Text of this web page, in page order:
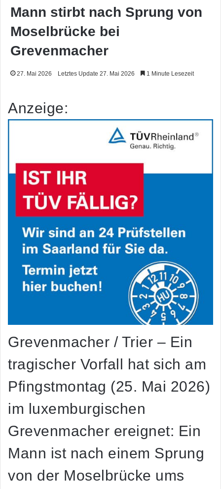
Mann stirbt nach Sprung von
Moselbrücke bei
Grevenmacher
27. Mai 2026 Letztes Update 27. Mai 2026 1 Minute Lesezeit
Anzeige:
Grevenmacher / Trier – Ein
tragischer Vorfall hat sich am
Pfingstmontag (25. Mai 2026)
im luxemburgischen
Grevenmacher ereignet: Ein
Mann ist nach einem Sprung
von der Moselbrücke ums